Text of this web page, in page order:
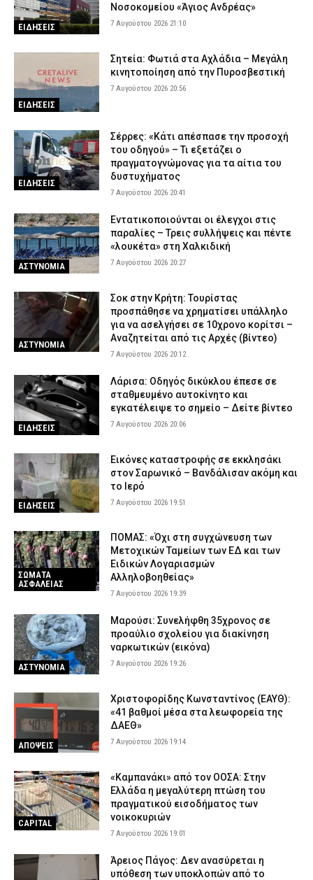
ΕΙΔΗΣΕΙΣ
Νοσοκομείου «Άγιος Ανδρέας»
7 Αυγούστου 2026 21:10
ΕΙΔΗΣΕΙΣ
Σητεία: Φωτιά στα Αχλάδια – Μεγάλη
κινητοποίηση από την Πυροσβεστική
7 Αυγούστου 2026 20:56
ΕΙΔΗΣΕΙΣ
Σέρρες: «Κάτι απέσπασε την προσοχή
του οδηγού» – Τι εξετάζει ο
πραγματογνώμονας για τα αίτια του
δυστυχήματος
7 Αυγούστου 2026 20:41
ΑΣΤΥΝΟΜΙΑ
Εντατικοποιούνται οι έλεγχοι στις
παραλίες – Τρεις συλλήψεις και πέντε
«λουκέτα» στη Χαλκιδική
7 Αυγούστου 2026 20:27
ΑΣΤΥΝΟΜΙΑ
Σοκ στην Κρήτη: Τουρίστας
προσπάθησε να χρηματίσει υπάλληλο
για να ασελγήσει σε 10χρονο κορίτσι –
Αναζητείται από τις Αρχές (βίντεο)
7 Αυγούστου 2026 20:12
ΕΙΔΗΣΕΙΣ
Λάρισα: Οδηγός δικύκλου έπεσε σε
σταθμευμένο αυτοκίνητο και
εγκατέλειψε το σημείο – Δείτε βίντεο
7 Αυγούστου 2026 20:06
ΕΙΔΗΣΕΙΣ
Εικόνες καταστροφής σε εκκλησάκι
στον Σαρωνικό – Βανδάλισαν ακόμη και
το Ιερό
7 Αυγούστου 2026 19:51
ΣΩΜΑΤΑ
ΑΣΦΑΛΕΙΑΣ
ΠΟΜΑΣ: «Όχι στη συγχώνευση των
Μετοχικών Ταμείων των ΕΔ και των
Ειδικών Λογαριασμών
Αλληλοβοηθείας»
7 Αυγούστου 2026 19:39
ΑΣΤΥΝΟΜΙΑ
Μαρούσι: Συνελήφθη 35χρονος σε
προαύλιο σχολείου για διακίνηση
ναρκωτικών (εικόνα)
7 Αυγούστου 2026 19:26
ΑΠΟΨΕΙΣ
Χριστοφορίδης Κωνσταντίνος (ΕΑΥΘ):
«41 βαθμοί μέσα στα λεωφορεία της
ΔΑΕΘ»
7 Αυγούστου 2026 19:14
CAPITAL
«Καμπανάκι» από τον ΟΟΣΑ: Στην
Ελλάδα η μεγαλύτερη πτώση του
πραγματικού εισοδήματος των
νοικοκυριών
7 Αυγούστου 2026 19:01
Άρειος Πάγος: Δεν ανασύρεται η
υπόθεση των υποκλοπών από το